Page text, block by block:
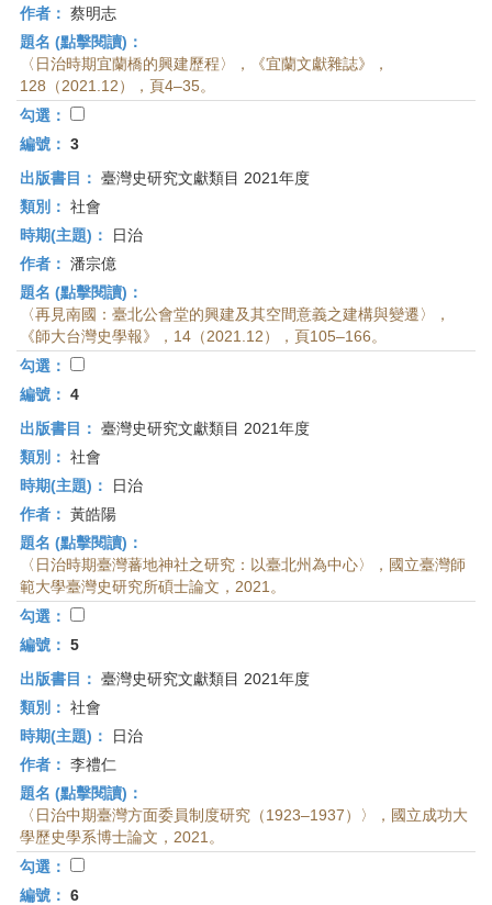
作者： 蔡明志
題名 (點擊閱讀)：
〈日治時期宜蘭橋的興建歷程〉，《宜蘭文獻雜誌》，
128（2021.12），頁4–35。
勾選：
編號： 3
出版書目： 臺灣史研究文獻類目 2021年度
類別： 社會
時期(主題)：
日治
作者： 潘宗億
題名 (點擊閱讀)：
〈再見南國：臺北公會堂的興建及其空間意義之建構與變遷〉，
《師大台灣史學報》，14（2021.12），頁105–166。
勾選：
編號： 4
出版書目： 臺灣史研究文獻類目 2021年度
類別： 社會
時期(主題)：
日治
作者： 黃皓陽
題名 (點擊閱讀)：
〈日治時期臺灣蕃地神社之研究：以臺北州為中心〉，國立臺灣師
範大學臺灣史研究所碩士論文，2021。
勾選：
編號： 5
出版書目： 臺灣史研究文獻類目 2021年度
類別： 社會
時期(主題)：
日治
作者： 李禮仁
題名 (點擊閱讀)：
〈日治中期臺灣方面委員制度研究（1923–1937）〉，國立成功大
學歷史學系博士論文，2021。
勾選：
編號： 6